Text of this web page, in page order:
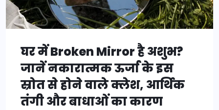
घर में Broken Mirror है अशुभ?
जानें नकारात्मक ऊर्जा के इस
स्रोत से होने वाले क्लेश, आर्थिक
तंगी और बाधाओं का कारण